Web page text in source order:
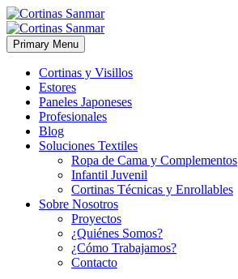
Primary Menu
Cortinas y Visillos
Estores
Paneles Japoneses
Profesionales
Blog
Soluciones Textiles
Ropa de Cama y Complementos
Infantil Juvenil
Cortinas Técnicas y Enrollables
Sobre Nosotros
Proyectos
¿Quiénes Somos?
¿Cómo Trabajamos?
Contacto